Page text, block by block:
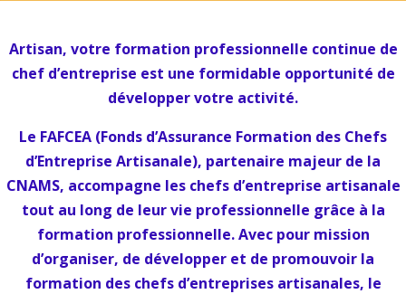
Artisan, votre formation professionnelle continue de
chef d’entreprise est une formidable opportunité de
développer votre activité.
Le FAFCEA (Fonds d’Assurance Formation des Chefs
d’Entreprise Artisanale), partenaire majeur de la
CNAMS, accompagne les chefs d’entreprise artisanale
tout au long de leur vie professionnelle grâce à la
formation professionnelle. Avec pour mission
d’organiser, de développer et de promouvoir la
formation des chefs d’entreprises artisanales, le